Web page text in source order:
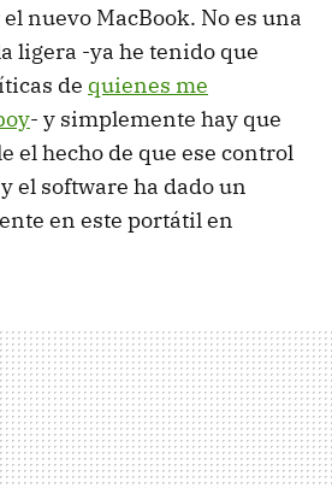
nuevo MacBook. No es una
ligera -ya he tenido que
de quienes me
- y simplemente hay que
el hecho de que ese control
el software ha dado un
en este portátil en